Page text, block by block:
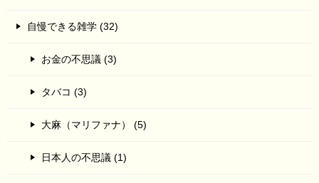
自慢できる雑学 (32)
お金の不思議 (3)
タバコ (3)
大麻（マリファナ） (5)
日本人の不思議 (1)